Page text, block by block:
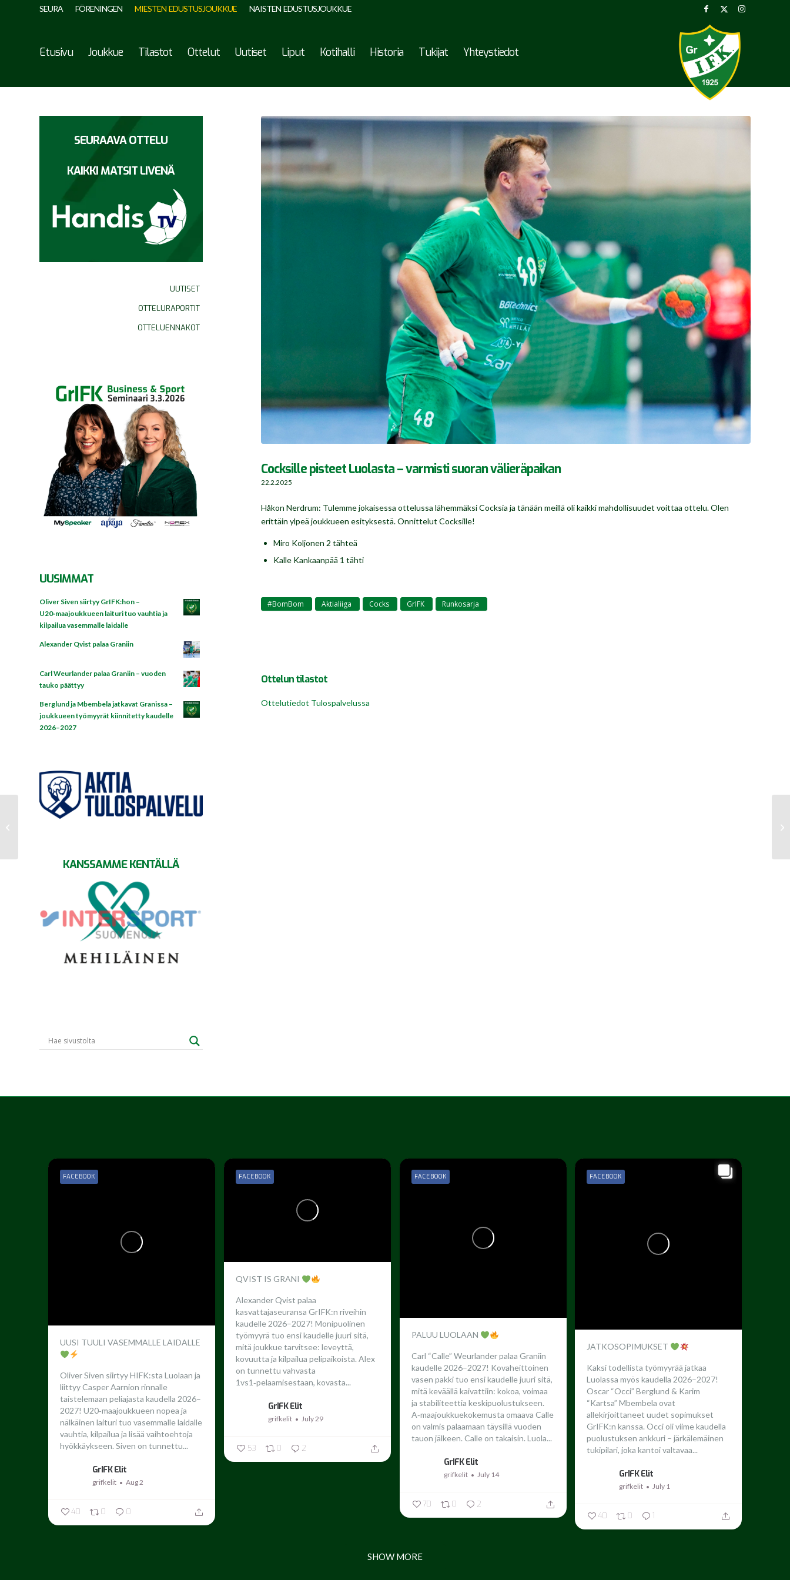
SEURA FÖRENINGEN MIESTEN EDUSTUSJOUKKUE NAISTEN EDUSTUSJOUKKUE
Etusivu Joukkue Tilastot Ottelut Uutiset Liput Kotihalli Historia Tukijat Yhteystiedot
Cocksille pisteet Luolasta – varmisti suoran välieräpaikan
22.2.2025
Håkon Nerdrum: Tulemme jokaisessa ottelussa lähemmäksi Cocksia ja tänään meillä oli kaikki mahdollisuudet voittaa ottelu. Olen
erittäin ylpeä joukkueen esityksestä. Onnittelut Cocksille!
Miro Koljonen 2 tähteä
Kalle Kankaanpää 1 tähti
#BomBom Aktialiiga Cocks GrIFK Runkosarja
Ottelun tilastot
Ottelutiedot Tulospalvelussa
SEURAAVA OTTELU
KAIKKI MATSIT LIVENÄ
UUTISET
OTTELURAPORTIT
OTTELUENNAKOT
UUSIMMAT
Oliver Siven siirtyy GrIFK:hon –
U20‑maajoukkueen laituri tuo vauhtia ja
kilpailua vasemmalle laidalle
Alexander Qvist palaa Graniin
Carl Weurlander palaa Graniin – vuoden
tauko päättyy
Berglund ja Mbembela jatkavat Granissa –
joukkueen työmyyrät kiinnitetty kaudelle
2026–2027
KANSSAMME KENTÄLLÄ
UUSI TUULI VASEMMALLE LAIDALLE
Oliver Siven siirtyy HIFK:sta Luolaan ja
liittyy Casper Aarnion rinnalle
taistelemaan peliajasta kaudella 2026–
2027! U20‑maajoukkueen nopea ja
nälkäinen laituri tuo vasemmalle laidalle
vauhtia, kilpailua ja lisää vaihtoehtoja
hyökkäykseen. Siven on tunnettu...
GrIFK Elit
grifkelit Aug 2
FACEBOOK
40 0 0
QVIST IS GRANI
Alexander Qvist palaa
kasvattajaseuransa GrIFK:n riveihin
kaudelle 2026–2027! Monipuolinen
työmyyrä tuo ensi kaudelle juuri sitä,
mitä joukkue tarvitsee: leveyttä,
kovuutta ja kilpailua pelipaikoista. Alex
on tunnettu vahvasta
1vs1‑pelaamisestaan, kovasta...
GrIFK Elit
grifkelit July 29
FACEBOOK
53 0 2
PALUU LUOLAAN
Carl “Calle” Weurlander palaa Graniin
kaudelle 2026–2027! Kovaheittoinen
vasen pakki tuo ensi kaudelle juuri sitä,
mitä keväällä kaivattiin: kokoa, voimaa
ja stabiliteettia keskipuolustukseen.
A‑maajoukkuekokemusta omaava Calle
on valmis palaamaan täysillä vuoden
tauon jälkeen. Calle on takaisin. Luola...
GrIFK Elit
grifkelit July 14
FACEBOOK
70 0 2
JATKOSOPIMUKSET
Kaksi todellista työmyyrää jatkaa
Luolassa myös kaudella 2026–2027!
Oscar “Occi” Berglund & Karim
“Kartsa” Mbembela ovat
allekirjoittaneet uudet sopimukset
GrIFK:n kanssa. Occi oli viime kaudella
puolustuksen ankkuri – järkälemäinen
tukipilari, joka kantoi valtavaa...
GrIFK Elit
grifkelit July 1
FACEBOOK
40 0 1
SHOW MORE